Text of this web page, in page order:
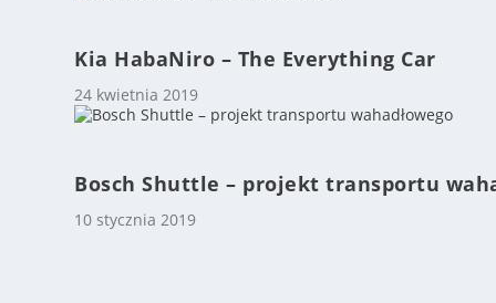
Kia HabaNiro – The Everything Car
24 kwietnia 2019
Bosch Shuttle – projekt transportu
10 stycznia 2019